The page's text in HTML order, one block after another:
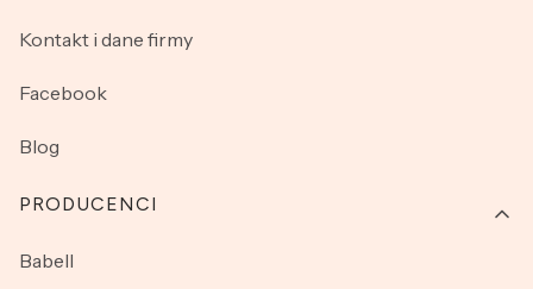
Kontakt i dane firmy
Facebook
Blog
PRODUCENCI
Babell